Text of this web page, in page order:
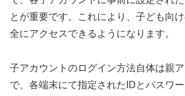
とが重要です。これにより、子ども向
全にアクセスできるようになります。
子アカウントのログイン方法自体は親
で、各端末にて指定されたIDとパスワ